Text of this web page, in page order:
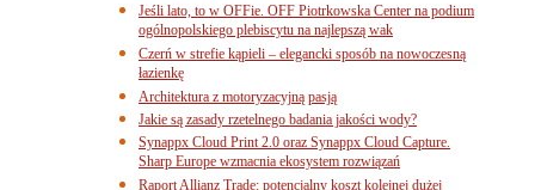
Jeśli lato, to w OFFie. OFF Piotrkowska Center na podium
ogólnopolskiego plebiscytu na najlepszą wak
Czerń w strefie kąpieli – elegancki sposób na nowoczesną
łazienkę
Architektura z motoryzacyjną pasją
Jakie są zasady rzetelnego badania jakości wody?
Synappx Cloud Print 2.0 oraz Synappx Cloud Capture.
Sharp Europe wzmacnia ekosystem rozwiązań
Raport Allianz Trade: potencjalny koszt kolejnej dużej